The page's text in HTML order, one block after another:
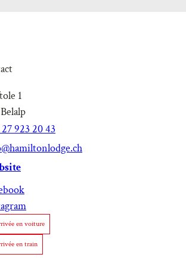
1
Belalp
923 20 43
en voiture
en train